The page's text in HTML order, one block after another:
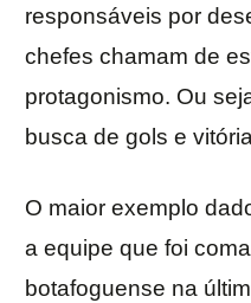
responsáveis por
chefes chamam de
protagonismo. Ou
busca de gols e
O maior exemplo
a equipe que foi
botafoguense na